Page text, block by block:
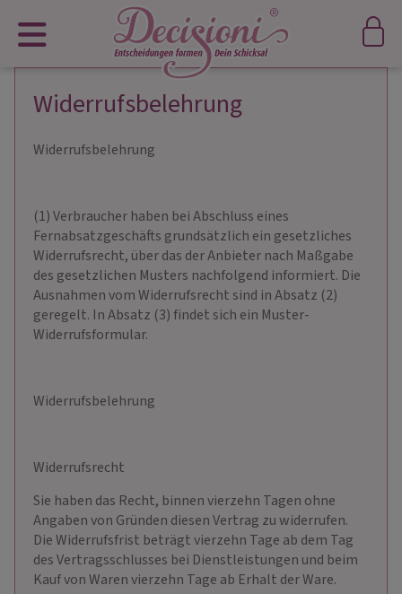
Widerrufsbelehrung
Widerrufsbelehrung
(1) Verbraucher haben bei Abschluss eines
Fernabsatzgeschäfts grundsätzlich ein gesetzliches
Widerrufsrecht, über das der Anbieter nach Maßgabe
des gesetzlichen Musters nachfolgend informiert. Die
Ausnahmen vom Widerrufsrecht sind in Absatz (2)
geregelt. In Absatz (3) findet sich ein Muster-
Widerrufsformular.
Widerrufsbelehrung
Widerrufsrecht
Sie haben das Recht, binnen vierzehn Tagen ohne
Angaben von Gründen diesen Vertrag zu widerrufen.
Die Widerrufsfrist beträgt vierzehn Tage ab dem Tag
des Vertragsschlusses bei Dienstleistungen und beim
Kauf von Waren vierzehn Tage ab Erhalt der Ware.